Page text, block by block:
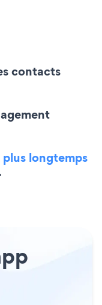
contacts
longtemps